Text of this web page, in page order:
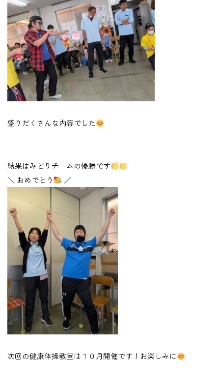
盛りだくさんな内容でした
結果はみどりチームの優勝です
＼ おめでとう
／
次回の健康体操教室は１０月開催です！お楽しみに